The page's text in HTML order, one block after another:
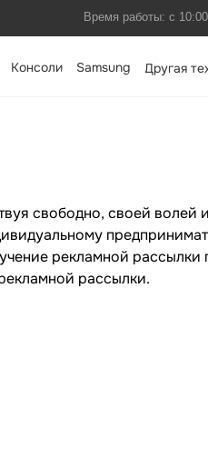
Время работы: с
Другая
Samsung
Консоли
свободно, своей волей
рекламной
рассылки.